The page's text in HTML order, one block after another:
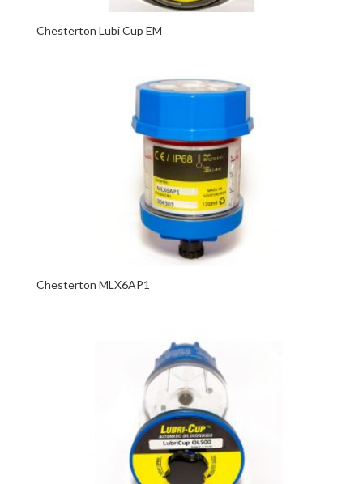
Chesterton Lubi Cup EM
Chesterton MLX6AP1